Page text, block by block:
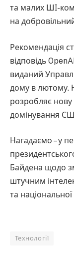
та малих ШІ-
на
Рекомендація
відповідь
виданий
дому в лютому.
розробляє нову
домінування
Нагадаємо – у
Байдена щодо
штучним
та
Технології